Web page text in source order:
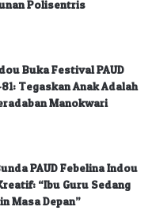
Polisentris
Buka Festival PAUD
Tegaskan Anak Adalah
Manokwari
PAUD Febelina Indou
“Ibu Guru Sedang
Masa Depan”